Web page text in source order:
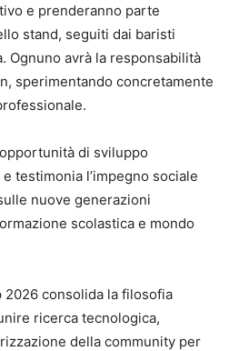
e prenderanno parte
stand, seguiti dai baristi
Ognuno avrà la responsabilità
sperimentando concretamente
di sviluppo
testimonia l’impegno sociale
nuove generazioni
scolastica e mondo
2026 consolida la filosofia
ricerca tecnologica,
della community per